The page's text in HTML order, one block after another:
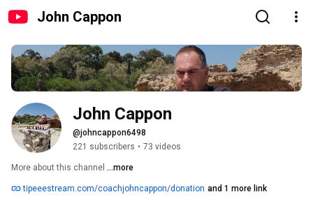
John Cappon
John Cappon
@johncappon6498
221 subscribers • 73 videos
More about this channel ...more
tipeeestream.com/coachjohncappon/donation and 1 more link